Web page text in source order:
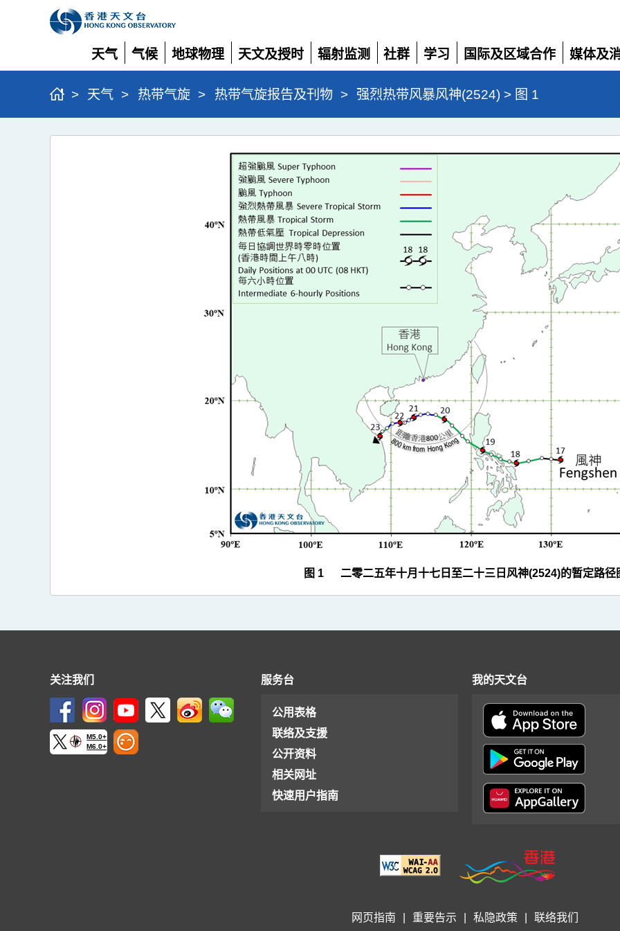
天气
展
开
气候
展
开
地球物理
展
开
天文及授时
展
开
辐射监测
展
开
社群
展
开
学习
展
开
国际及区域合作
展
开
媒体及
展
> 天气 > 热带气旋 > 热带气旋报告及刊物 > 强烈热带风暴风神(2524) > 图 1
强
图 1 二零二五年十月十七日至二十三日风神(2524)的暂定路径
关注我们
M5.0+
M6.0+
服务台
公用表格
联络及支援
公开资料
相关网址
快速用户指南
我的天文台
网页指南 重要告示 私隐政策 联络我们